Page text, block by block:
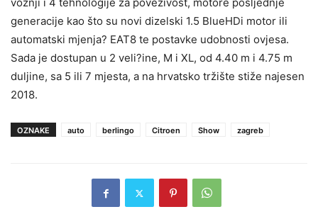
generacije kao što su novi dizelski 1.5 BlueHDi motor ili
automatski mjenja? EAT8 te postavke udobnosti ovjesa.
Sada je dostupan u 2 veli?ine, M i XL, od 4.40 m i 4.75 m
duljine, sa 5 ili 7 mjesta, a na hrvatsko tržište stiže najesen
2018.
OZNAKE auto berlingo Citroen Show zagreb